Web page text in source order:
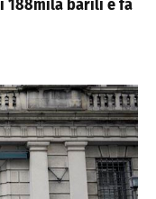
188mila barili e fa